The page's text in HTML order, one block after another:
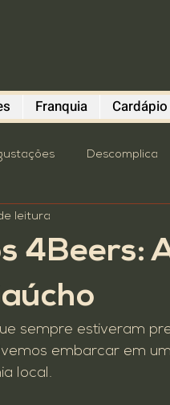
Franquia Cardápio
Descomplica
4º distrito
Diefen Bros Evento
4Beers:
leitura
sempre estiveram
embarcar em
local.